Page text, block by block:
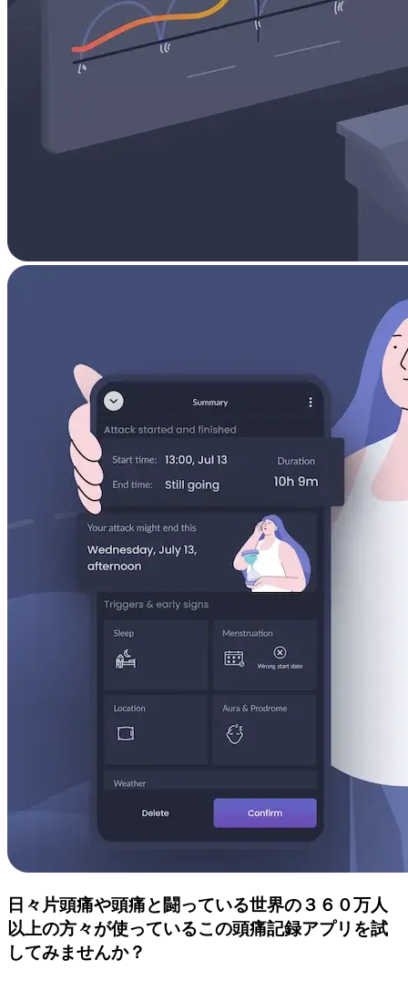
日々片頭痛や頭痛と闘っている世界の３６０万人
以上の方々が使っているこの頭痛記録アプリを試
してみませんか？